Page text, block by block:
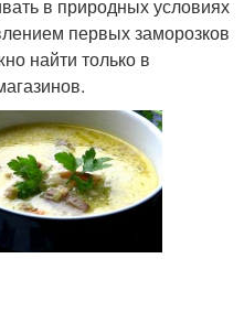
в природных условиях
первых заморозков
найти только в